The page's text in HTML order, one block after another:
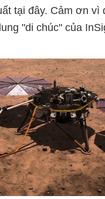
tại đây. Cảm ơn vì
"di chúc" của